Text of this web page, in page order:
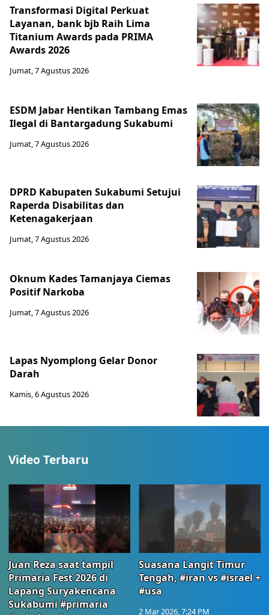
Transformasi Digital Perkuat
Layanan, bank bjb Raih Lima
Titanium Awards pada PRIMA
Awards 2026
Jumat, 7 Agustus 2026
ESDM Jabar Hentikan Tambang Emas
Ilegal di Bantargadung Sukabumi
Jumat, 7 Agustus 2026
DPRD Kabupaten Sukabumi Setujui
Raperda Disabilitas dan
Ketenagakerjaan
Jumat, 7 Agustus 2026
Oknum Kades Tamanjaya Ciemas
Positif Narkoba
Jumat, 7 Agustus 2026
Lapas Nyomplong Gelar Donor
Darah
Kamis, 6 Agustus 2026
Video Terbaru
Juan Reza saat tampil
Primaria Fest 2026 di
Lapang Suryakencana
Sukabumi #primaria
Suasana Langit Timur
Tengah, #iran vs #israel +
#usa
2 Mar 2026, 7:24 PM